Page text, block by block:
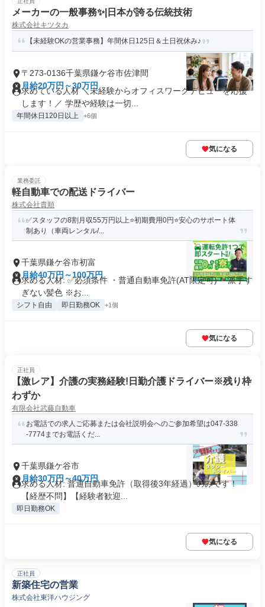
メーカーの一般事務✨️|日本が誇る伝統技術
株式会社キツタカ
【未経験OKの営業事務】年間休日125日＆土日祝休み♪
〒273-0136千葉県鎌ケ谷市佐津間
月給20万円～30万円
求めている人材 ＼未経験からオフィスワークデビューを応援
します！／ 学歴や経験は一切...
年間休日120日以上 +6個
気になる
業務委託
軽自動車での配送ドライバー
株式会社貴順
✅スタッフの8割月収55万円以上⭐️初期費用0円⭐️安心のサポート体
制あり（車両レンタル/...
千葉県鎌ケ谷市初富
月給40万円～100万円
求める人材: ✅️必須条件 ・普通自動車免許(AT限定可) ・派手す
ぎない髪色 ※お...
シフト自由 即日勤務OK +1個
気になる
正社員
【激レア】介護の実務経験!日勤介護ドライバー※残り枠
わずか
有限会社武藤自動車
お電話での求人ご応募または会社説明会へのご参加希望は047-338
-7774までお電話くだ...
千葉県鎌ケ谷市
月給30万円～40万円
求める人材: 普通自動車免許（取得後3年経過）のみです！
【経歴不問】【経験者歓迎...
即日勤務OK
気になる
正社員
新築住宅の営業
株式会社東洋ハウジング